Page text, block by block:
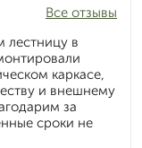
Все отзывы
в
каркасе,
и внешнему
за
сроки не